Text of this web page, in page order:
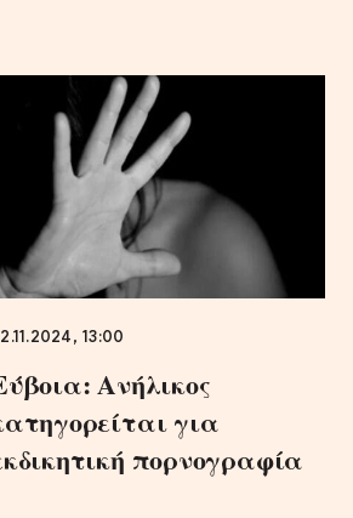
13:00
Ανήλικος
για
πορνογραφία